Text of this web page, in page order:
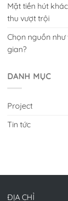
Mặt tiền hút
thu vượt trội
Chọn nguồn
gian?
DANH MỤC
Project
Tin tức
ĐỊA CHỈ